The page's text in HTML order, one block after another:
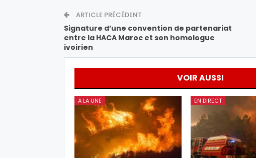
ARTICLE PRÉCÉDENT
Signature d’une convention de partenariat
entre la HACA Maroc et son homologue
ivoirien
VOIR AUSSI
A LA UNE EN DIRECT